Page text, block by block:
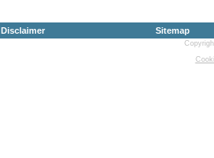
Disclaimer Sitemap